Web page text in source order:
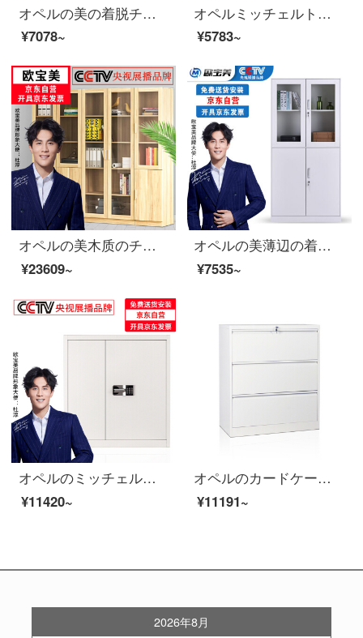
オペルの美の着脱チェイストの資料の箱の事務棚の書類棚の鉄の皮の戸棚の大きいものの茶色
¥7078~
オペルミッチェルトオフィスキャビネット鋼製のブリーフィングキャビネットの資料棚は5つのキャビネットに分かれています。
¥5783~
オペルの美木质のチェーストボード式の床に置く资料の箱の书类の箱はガラスの简约な书棚の事务库の事务库の収纳の箱の組合せの金を持ちます2000*320*1800
¥23609~
オペルの美薄辺の着脱チェスト資料棚の書類棚の鋼製の鉄の皮の戸棚などのチェイスト
¥7535~
オペルのミッチェルシーの書類棚の二重保険の暗証番号の箱の国宝のロックは、次の節に厚い金を加えます。
¥11420~
オペルのカードケースのチェイサーカードの箱の資料の箱A 4カードの箱は労働者の箱の広いカードの箱の事務室の戸棚を掛けて厚い金の3斗の白色をプラスします。
¥11191~
2026年8月